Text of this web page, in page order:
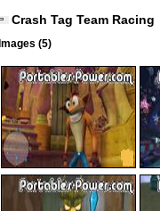
Crash Tag Team Racing
Images (5)